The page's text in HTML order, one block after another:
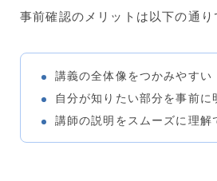
事前確認のメリットは以下の通り
講義の全体像をつかみやすい
自分が知りたい部分を事前に
講師の説明をスムーズに理解